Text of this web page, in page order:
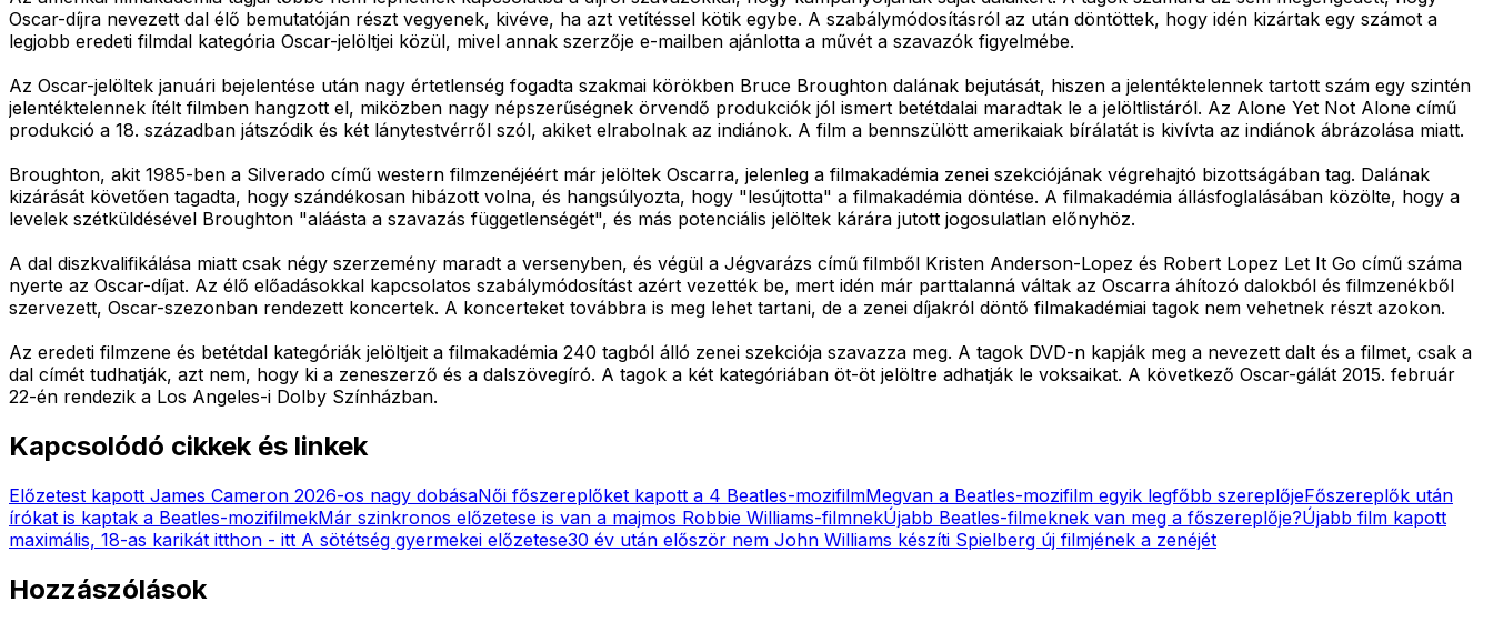
Oscar-díjra nevezett dal élő bemutatóján részt vegyenek, kivéve, ha azt vetítéssel kötik egybe. A szabálymódosításról az után döntöttek, hogy idén kizártak egy számot a
legjobb eredeti filmdal kategória Oscar-jelöltjei közül, mivel annak szerzője e-mailben ajánlotta a művét a szavazók figyelmébe.
Az Oscar-jelöltek januári bejelentése után nagy értetlenség fogadta szakmai körökben Bruce Broughton dalának bejutását, hiszen a jelentéktelennek tartott szám egy szintén
jelentéktelennek ítélt filmben hangzott el, miközben nagy népszerűségnek örvendő produkciók jól ismert betétdalai maradtak le a jelöltlistáról. Az Alone Yet Not Alone című
produkció a 18. században játszódik és két lánytestvérről szól, akiket elrabolnak az indiánok. A film a bennszülött amerikaiak bírálatát is kivívta az indiánok ábrázolása miatt.
Broughton, akit 1985-ben a Silverado című western filmzenéjéért már jelöltek Oscarra, jelenleg a filmakadémia zenei szekciójának végrehajtó bizottságában tag. Dalának
kizárását követően tagadta, hogy szándékosan hibázott volna, és hangsúlyozta, hogy "lesújtotta" a filmakadémia döntése. A filmakadémia állásfoglalásában közölte, hogy a
levelek szétküldésével Broughton "aláásta a szavazás függetlenségét", és más potenciális jelöltek kárára jutott jogosulatlan előnyhöz.
A dal diszkvalifikálása miatt csak négy szerzemény maradt a versenyben, és végül a Jégvarázs című filmből Kristen Anderson-Lopez és Robert Lopez Let It Go című száma
nyerte az Oscar-díjat. Az élő előadásokkal kapcsolatos szabálymódosítást azért vezették be, mert idén már parttalanná váltak az Oscarra áhítozó dalokból és filmzenékből
szervezett, Oscar-szezonban rendezett koncertek. A koncerteket továbbra is meg lehet tartani, de a zenei díjakról döntő filmakadémiai tagok nem vehetnek részt azokon.
Az eredeti filmzene és betétdal kategóriák jelöltjeit a filmakadémia 240 tagból álló zenei szekciója szavazza meg. A tagok DVD-n kapják meg a nevezett dalt és a filmet, csak a
dal címét tudhatják, azt nem, hogy ki a zeneszerző és a dalszövegíró. A tagok a két kategóriában öt-öt jelöltre adhatják le voksaikat. A következő Oscar-gálát 2015. február
22-én rendezik a Los Angeles-i Dolby Színházban.
Kapcsolódó cikkek és linkek
Előzetest kapott James Cameron 2026-os nagy dobásaNői főszereplőket kapott a 4 Beatles-mozifilmMegvan a Beatles-mozifilm egyik legfőbb szereplőjeFőszereplők után
írókat is kaptak a Beatles-mozifilmekMár szinkronos előzetese is van a majmos Robbie Williams-filmnekÚjabb Beatles-filmeknek van meg a főszereplője?Újabb film kapott
maximális, 18-as karikát itthon - itt A sötétség gyermekei előzetese30 év után először nem John Williams készíti Spielberg új filmjének a zenéjét
Hozzászólások